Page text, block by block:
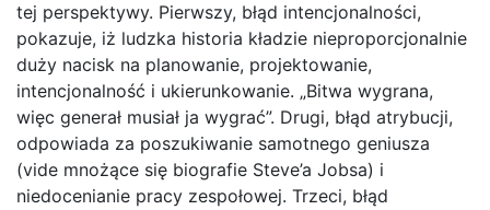
tej perspektywy. Pierwszy, błąd intencjonalności,
pokazuje, iż ludzka historia kładzie nieproporcjonalnie
duży nacisk na planowanie, projektowanie,
intencjonalność i ukierunkowanie. „Bitwa wygrana,
więc generał musiał ja wygrać”. Drugi, błąd atrybucji,
odpowiada za poszukiwanie samotnego geniusza
(vide mnożące się biografie Steve’a Jobsa) i
niedocenianie pracy zespołowej. Trzeci, błąd